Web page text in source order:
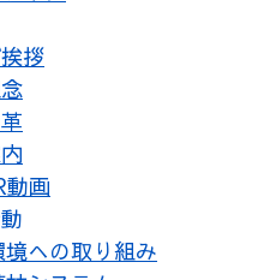
拶
動画
境への取り組み